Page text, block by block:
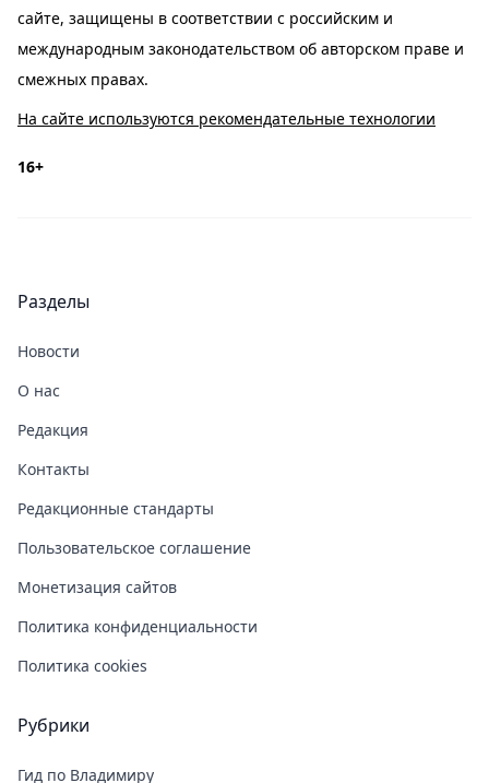
сайте, защищены в соответствии с российским и
международным законодательством об авторском праве и
смежных правах.
На сайте используются рекомендательные технологии
16+
Разделы
Новости
О нас
Редакция
Контакты
Редакционные стандарты
Пользовательское соглашение
Монетизация сайтов
Политика конфиденциальности
Политика cookies
Рубрики
Гид по Владимиру